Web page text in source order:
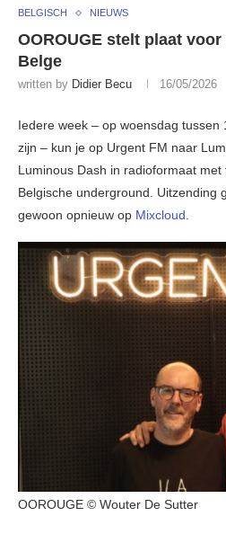
BELGISCH NIEUWS
OOROUGE stelt plaat
Belge
written by Didier Becu 16/05/2026
Iedere week – op woensdag
zijn – kun je op Urgent FM naar
Luminous Dash in radioformaat
Belgische underground. Uitzending
gewoon opnieuw op Mixcloud.
OOROUGE © Wouter De Sutter